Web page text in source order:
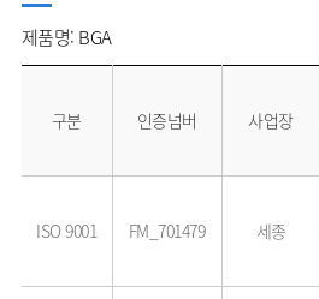
제품명: BGA
구분 인증넘버 사업장
ISO 9001 FM_701479 세종